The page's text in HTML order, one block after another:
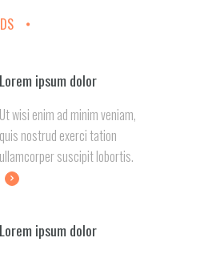
Lorem ipsum dolor
Ut wisi enim ad minim veniam,
quis nostrud exerci tation
ullamcorper suscipit lobortis.
Lorem ipsum dolor